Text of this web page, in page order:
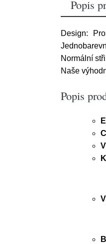
Popis
Design:
Normální
Naše
Popis